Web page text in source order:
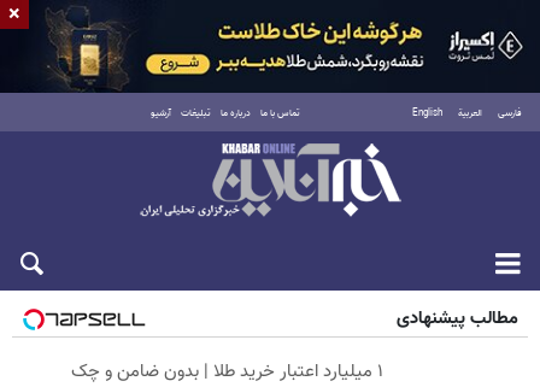
فارسی العربية English تماس با ما درباره ما تبلیغات آرشیو
جمعه ۱۶ مرداد ۱۴۰۵
مطالب پیشنهادی
۱ میلیارد اعتبار خرید طلا | بدون ضامن و چک
×